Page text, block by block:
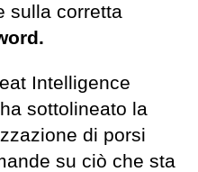
sulla corretta
Intelligence
sottolineato la
di porsi
su ciò che sta